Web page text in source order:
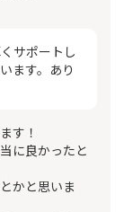
サポートし
ます。あり
す！
に良かったと
かと思いま